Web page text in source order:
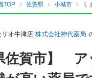
TOP 佐賀県 小城市 く
オ牛津店 株式会社神代薬局
佐賀市】 ア